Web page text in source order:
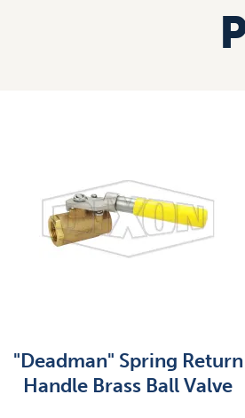
"Deadman" Spring Return
Handle Brass Ball Valve